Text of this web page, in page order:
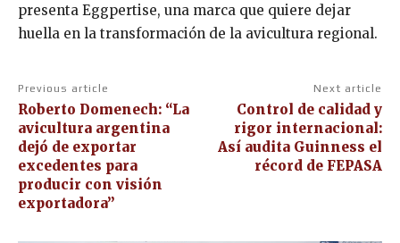
presenta Eggpertise, una marca que quiere dejar
huella en la transformación de la avicultura regional.
Previous article
Roberto Domenech: “La
avicultura argentina
dejó de exportar
excedentes para
producir con visión
exportadora”
Next article
Control de calidad y
rigor internacional:
Así audita Guinness el
récord de FEPASA